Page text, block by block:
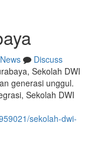
News
Discuss
Sekolah DWI
generasi unggul.
Sekolah DWI
sekolah-dwi-